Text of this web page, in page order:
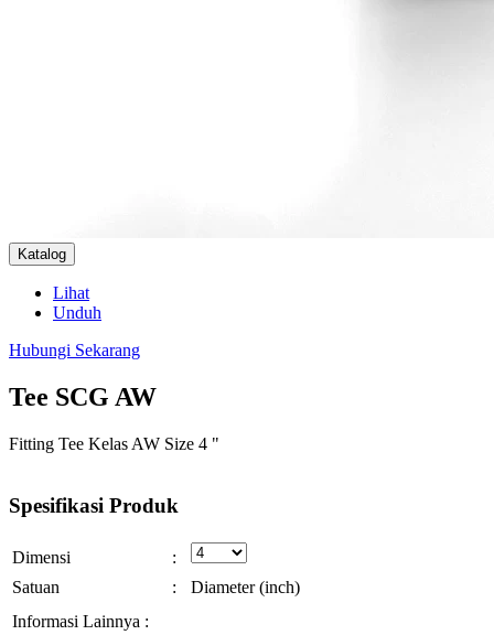
Katalog
Lihat
Unduh
Hubungi Sekarang
Tee SCG AW
Fitting Tee Kelas AW Size 4 "
Spesifikasi Produk
Dimensi
:
Satuan
:
Diameter (inch)
Informasi Lainnya :